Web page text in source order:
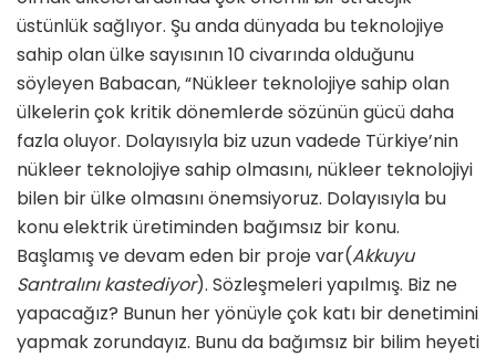
üstünlük sağlıyor. Şu anda dünyada bu teknolojiye
sahip olan ülke sayısının 10 civarında olduğunu
söyleyen Babacan, “Nükleer teknolojiye sahip olan
ülkelerin çok kritik dönemlerde sözünün gücü daha
fazla oluyor. Dolayısıyla biz uzun vadede Türkiye’nin
nükleer teknolojiye sahip olmasını, nükleer teknolojiyi
bilen bir ülke olmasını önemsiyoruz. Dolayısıyla bu
konu elektrik üretiminden bağımsız bir konu.
Başlamış ve devam eden bir proje var(Akkuyu
Santralını kastediyor). Sözleşmeleri yapılmış. Biz ne
yapacağız? Bunun her yönüyle çok katı bir denetimini
yapmak zorundayız. Bunu da bağımsız bir bilim heyeti